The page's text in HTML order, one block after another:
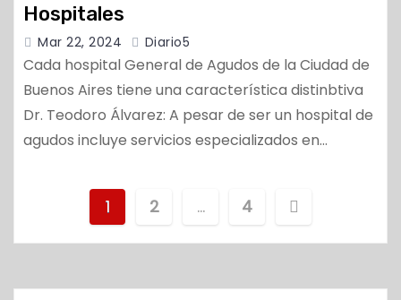
Hospitales
Mar 22, 2024 Diario5
Cada hospital General de Agudos de la Ciudad de
Buenos Aires tiene una característica distinbtiva
Dr. Teodoro Álvarez: A pesar de ser un hospital de
agudos incluye servicios especializados en…
a
v
1 2 … 4